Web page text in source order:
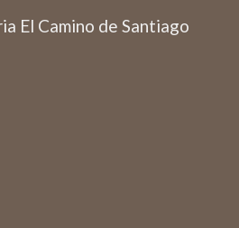
El Camino de Santiago